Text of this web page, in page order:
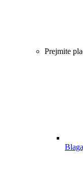
Prejmite